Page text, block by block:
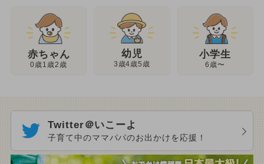
赤ちゃん
0歳1歳2歳
幼児
3歳4歳5歳
小学生
6歳〜
Twitter＠いこーよ
子育て中のママパパのお出かけを応援！